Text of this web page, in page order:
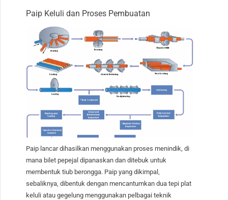
Paip Keluli dan Proses Pembuatan
Paip lancar dihasilkan menggunakan proses menindik, di
mana bilet pepejal dipanaskan dan ditebuk untuk
membentuk tiub berongga. Paip yang dikimpal,
sebaliknya, dibentuk dengan mencantumkan dua tepi plat
keluli atau gegelung menggunakan pelbagai teknik